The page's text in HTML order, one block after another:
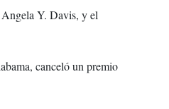
Y. Davis, y el
canceló un premio